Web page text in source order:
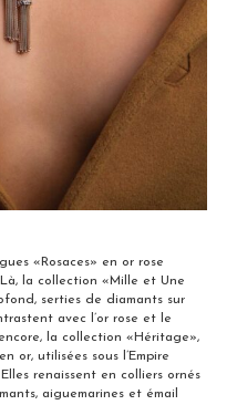
«Rosaces» en or rose
la collection «Mille et Une
serties de diamants sur
avec l’or rose et le
la collection «Héritage»,
or, utilisées sous l’Empire
renaissent en colliers ornés
aiguemarines et émail